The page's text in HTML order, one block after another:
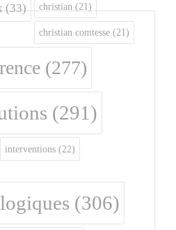
(33) christian (21)
christian comtesse (21)
(277)
(291)
interventions (22)
(306)